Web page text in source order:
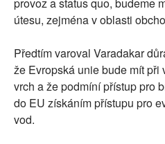
provoz a status quo, budeme
útesu, zejména v oblasti
Předtím varoval Varadakar
že Evropská unie bude mít
vrch a že podmíní přístup pro
do EU získáním přístupu pro
vod.